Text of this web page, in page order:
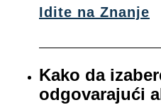
Idite na Znanje
Kako da
odgovarajući